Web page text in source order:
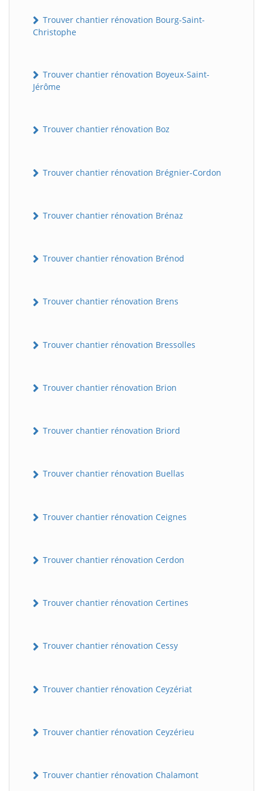
Trouver chantier rénovation Bourg-Saint-
Christophe
Trouver chantier rénovation Boyeux-Saint-
Jérôme
Trouver chantier rénovation Boz
Trouver chantier rénovation Brégnier-Cordon
Trouver chantier rénovation Brénaz
Trouver chantier rénovation Brénod
Trouver chantier rénovation Brens
Trouver chantier rénovation Bressolles
Trouver chantier rénovation Brion
Trouver chantier rénovation Briord
Trouver chantier rénovation Buellas
Trouver chantier rénovation Ceignes
Trouver chantier rénovation Cerdon
Trouver chantier rénovation Certines
Trouver chantier rénovation Cessy
Trouver chantier rénovation Ceyzériat
Trouver chantier rénovation Ceyzérieu
Trouver chantier rénovation Chalamont